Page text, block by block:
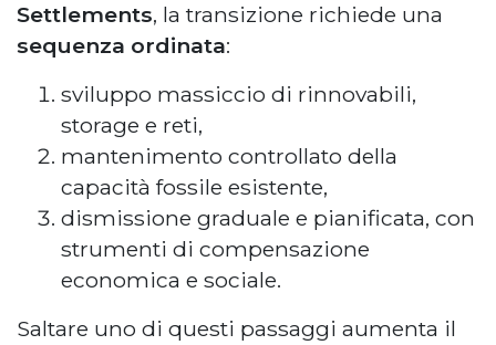
Settlements, la transizione richiede una
sequenza ordinata:
sviluppo massiccio di rinnovabili,
storage e reti,
mantenimento controllato della
capacità fossile esistente,
dismissione graduale e pianificata, con
strumenti di compensazione
economica e sociale.
Saltare uno di questi passaggi aumenta il